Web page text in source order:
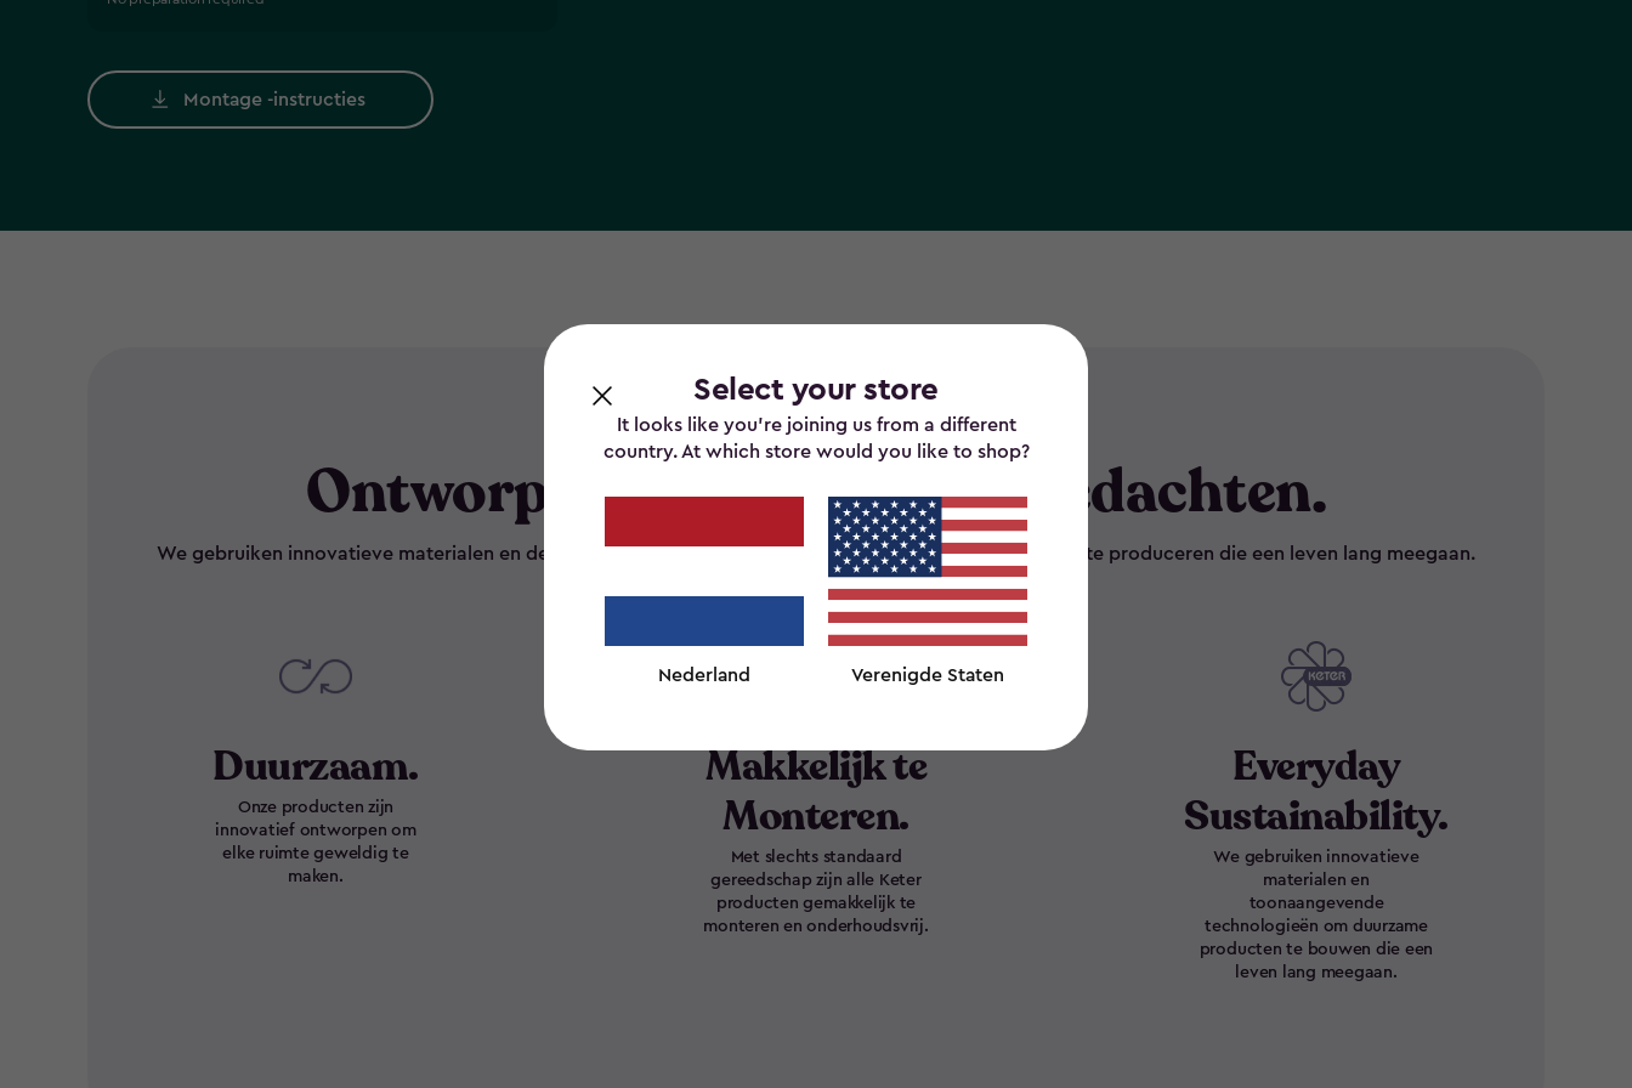
Select your store
It looks like you’re joining us from a different
country. At which store would you like to shop?
Nederland Verenigde Staten
Montage -instructies
Ontworpen met mensen in gedachten.
We gebruiken innovatieve materialen en de nieuwste technologieën om planeetvriendelijke producten te produceren die een leven lang meegaan.
Duurzaam.
Onze producten zijn
innovatief ontworpen om
elke ruimte geweldig te
maken.
Makkelijk te
Monteren.
Met slechts standaard
gereedschap zijn alle Keter
producten gemakkelijk te
monteren en onderhoudsvrij.
Everyday
Sustainability.
We gebruiken innovatieve
materialen en
toonaangevende
technologieën om duurzame
producten te bouwen die een
leven lang meegaan.